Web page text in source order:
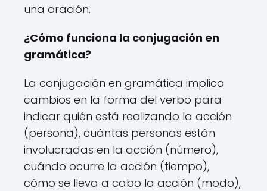
una oración.
¿Cómo funciona la conjugación en
gramática?
La conjugación en gramática implica
cambios en la forma del verbo para
indicar quién está realizando la acción
(persona), cuántas personas están
involucradas en la acción (número),
cuándo ocurre la acción (tiempo),
cómo se lleva a cabo la acción (modo),